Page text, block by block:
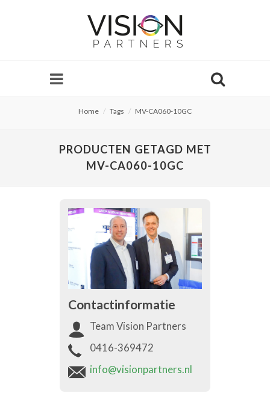
Home Tags MV-CA060-10GC
PRODUCTEN GETAGD MET
MV-CA060-10GC
Contactinformatie
Team Vision Partners
0416-369472
info@visionpartners.nl